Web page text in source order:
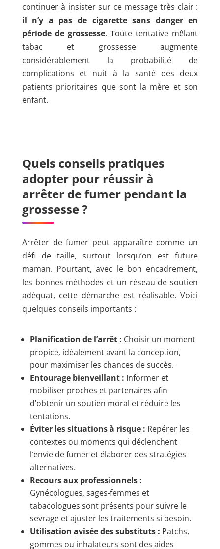
continuer à insister sur ce message très clair :
il n’y a pas de cigarette sans danger en
période de grossesse. Toute tentative mêlant
tabac et grossesse augmente
considérablement la probabilité de
complications et nuit à la santé des deux
patients prioritaires que sont la mère et son
enfant.
Quels conseils pratiques
adopter pour réussir à
arrêter de fumer pendant la
grossesse ?
Arrêter de fumer peut apparaître comme un
défi de taille, surtout lorsqu’on est future
maman. Pourtant, avec le bon encadrement,
les bonnes méthodes et un réseau de soutien
adéquat, cette démarche est réalisable. Voici
quelques conseils importants :
Planification de l’arrêt : Choisir un moment
propice, idéalement avant la conception,
pour maximiser les chances de succès.
Entourage bienveillant : Informer et
mobiliser proches et partenaires afin
d’obtenir un soutien moral et réduire les
tentations.
Éviter les situations à risque : Repérer les
contextes ou moments qui déclenchent
l’envie de fumer et élaborer des stratégies
alternatives.
Recours aux professionnels :
Gynécologues, sages-femmes et
tabacologues sont présents pour suivre le
sevrage et ajuster les traitements si besoin.
Utilisation avisée des substituts : Patchs,
gommes ou inhalateurs sont des aides